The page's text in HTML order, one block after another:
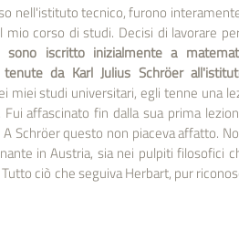
nell'istituto tecnico, furono
corso di studi. Decisi di lavorare
sono iscritto inizialmente a
da Karl Julius Schröer
miei studi universitari, egli tenne una
affascinato fin dalla sua prima
Schröer questo non piaceva affatto.
in Austria, sia nei pulpiti filosofici
ciò che seguiva Herbart, pur